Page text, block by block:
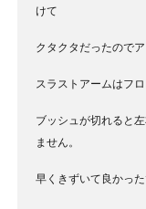
けて
クタクタだったので
スラストアームはフ
ブッシュが切れると
ません。
早くきずいて良かっ